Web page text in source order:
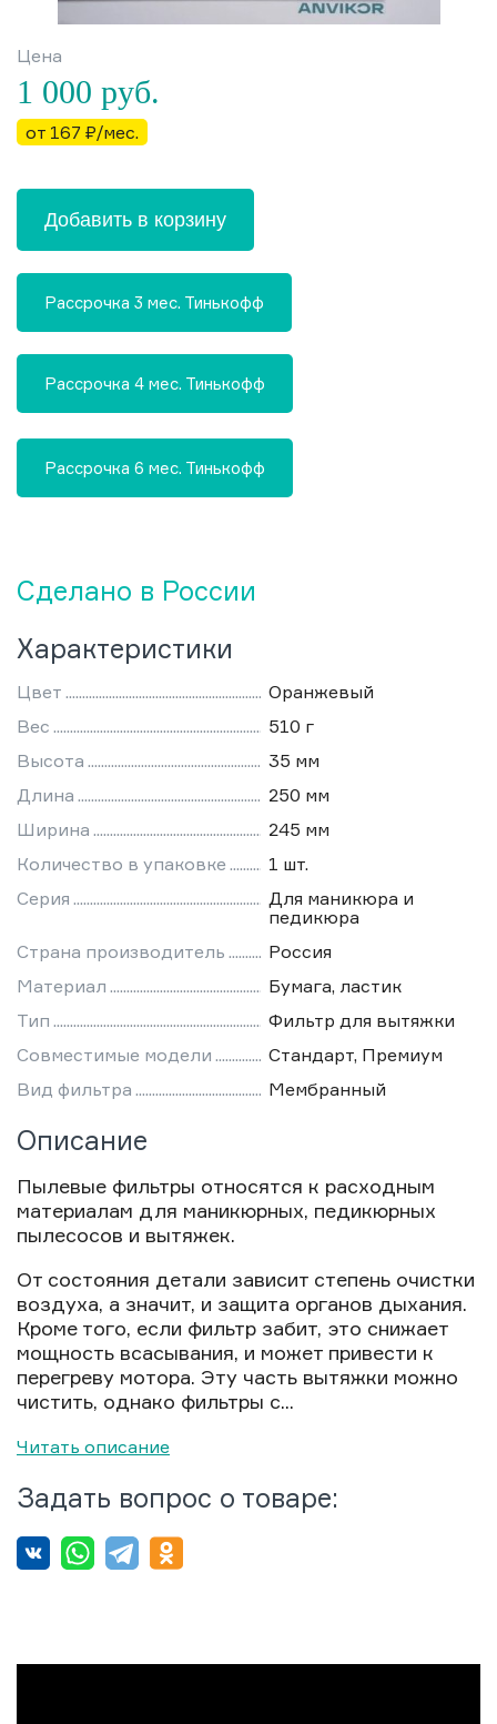
Сделано в России
Характеристики
Цвет
Оранжевый
Вес
510 г
Высота
35 мм
Длина
250 мм
Ширина
245 мм
Количество в упаковке
1 шт.
Серия
Для маникюра и
педикюра
Страна производитель
Россия
Материал
Бумага, ластик
Тип
Фильтр для вытяжки
Совместимые модели
Стандарт, Премиум
Вид фильтра
Мембранный
Описание
Пылевые фильтры относятся к расходным
материалам для маникюрных, педикюрных
пылесосов и вытяжек.
От состояния детали зависит степень очистки
воздуха, а значит, и защита органов дыхания.
Кроме того, если фильтр забит, это снижает
мощность всасывания, и может привести к
перегреву мотора. Эту часть вытяжки можно
чистить, однако фильтры с...
Читать описание
Задать вопрос о товаре:
Цена
1 000 руб.
от 167 ₽/мес.
Добавить в корзину
Рассрочка 3 мес. Тинькофф
Рассрочка 4 мес. Тинькофф
Рассрочка 6 мес. Тинькофф